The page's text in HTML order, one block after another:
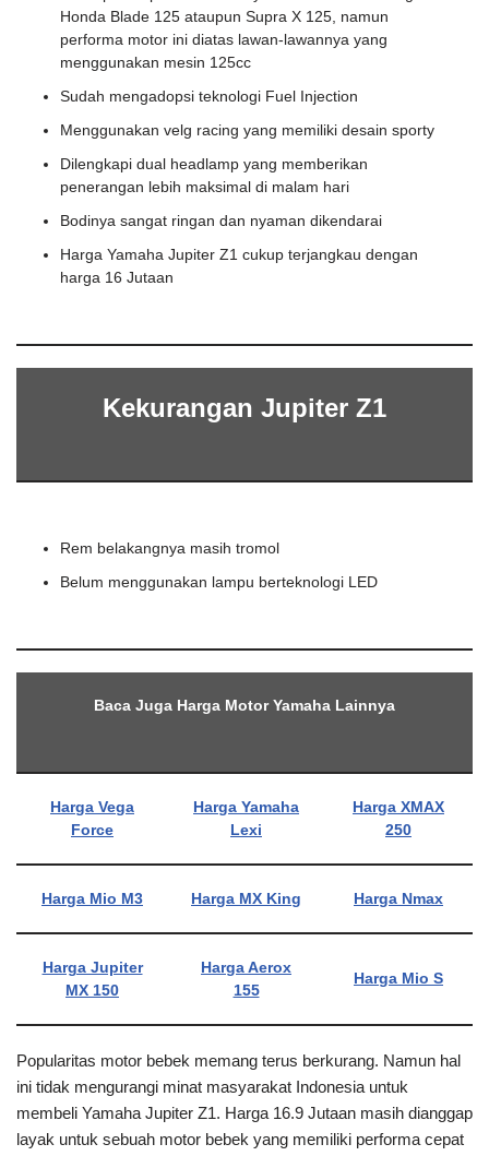
Honda Blade 125 ataupun Supra X 125, namun
performa motor ini diatas lawan-lawannya yang
menggunakan mesin 125cc
Sudah mengadopsi teknologi Fuel Injection
Menggunakan velg racing yang memiliki desain sporty
Dilengkapi dual headlamp yang memberikan
penerangan lebih maksimal di malam hari
Bodinya sangat ringan dan nyaman dikendarai
Harga Yamaha Jupiter Z1 cukup terjangkau dengan
harga 16 Jutaan
Kekurangan Jupiter Z1
Rem belakangnya masih tromol
Belum menggunakan lampu berteknologi LED
Baca Juga Harga Motor Yamaha Lainnya
Harga Vega
Force
Harga Yamaha
Lexi
Harga XMAX
250
Harga Mio M3 Harga MX King Harga Nmax
Harga Jupiter
MX 150
Harga Aerox
155
Harga Mio S
Popularitas motor bebek memang terus berkurang. Namun hal
ini tidak mengurangi minat masyarakat Indonesia untuk
membeli Yamaha Jupiter Z1. Harga 16.9 Jutaan masih dianggap
layak untuk sebuah motor bebek yang memiliki performa cepat